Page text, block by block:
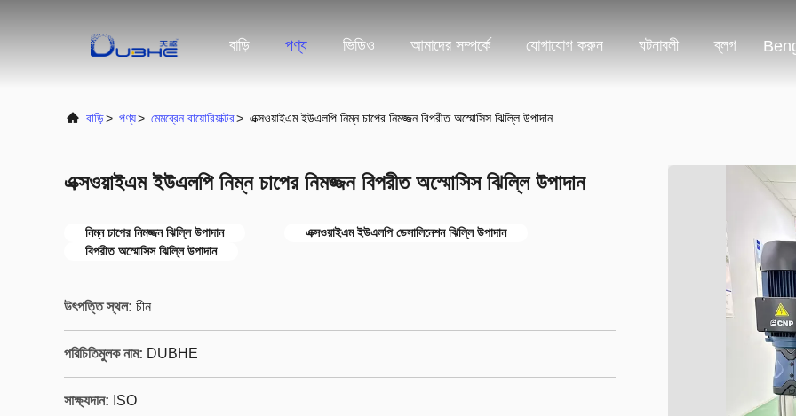
বাড়ি পণ্য ভিডিও আমাদের সম্পর্কে যোগাযোগ করুন ঘটনাবলী ব্লগ
বাড়ি> পণ্য> মেমব্রেন বায়োরিয়াক্টর> এক্সওয়াইএম ইউএলপি নিম্ন চাপের নিমজ্জন বিপরীত অস্মোসিস ঝিল্লি উপাদান
এক্সওয়াইএম ইউএলপি নিম্ন চাপের নিমজ্জন বিপরীত অস্মোসিস ঝিল্লি উপাদান
নিম্ন চাপের নিমজ্জন ঝিল্লি উপাদান
এক্সওয়াইএম ইউএলপি ডেসালিনেশন ঝিল্লি উপাদান
বিপরীত অস্মোসিস ঝিল্লি উপাদান
উৎপত্তি স্থল: চীন
পরিচিতিমুলক নাম: DUBHE
সাক্ষ্যদান: ISO